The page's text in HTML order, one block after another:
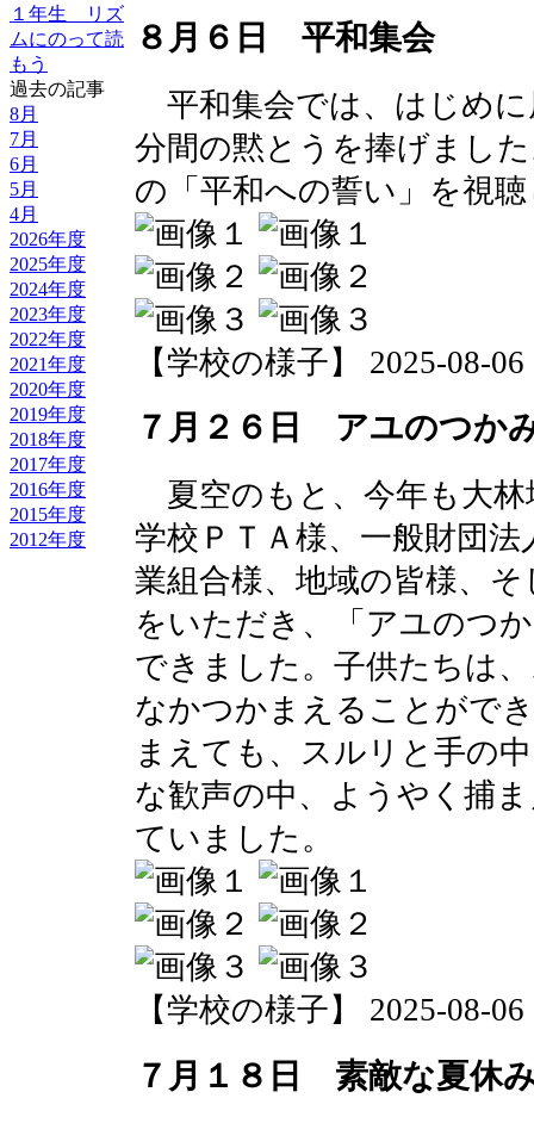
１年生 リズ
ムにのって読
もう
過去の記事
8月
7月
6月
5月
4月
2026年度
2025年度
2024年度
2023年度
2022年度
2021年度
2020年度
2019年度
2018年度
2017年度
2016年度
2015年度
2012年度
８月６日 平和集会
平和集会では、はじめに
分間の黙とうを捧げまし
の「平和への誓い」を視
【学校の様子】 2025-08-
７月２６日 アユのつか
夏空のもと、今年も大林
学校ＰＴＡ様、一般財団
業組合様、地域の皆様、
をいただき、「アユのつ
できました。子供たちは
なかつかまえることがで
まえても、スルリと手の
な歓声の中、ようやく捕
ていました。
【学校の様子】 2025-08-
７月１８日 素敵な夏休